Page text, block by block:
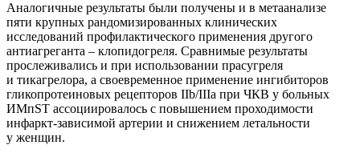
Аналогичные результаты были получены и в метаанализе
пяти крупных рандомизированных клинических
исследований профилактического применения другого
антиагреганта – клопидогреля. Сравнимые результаты
прослеживались и при использовании прасугреля
и тикагрелора, а своевременное применение ингибиторов
гликопротеиновых рецепторов IIb/IIIa при ЧКВ у больных
ИМпST ассоциировалось c повышением проходимости
инфаркт-зависимой артерии и снижением летальности
у женщин.